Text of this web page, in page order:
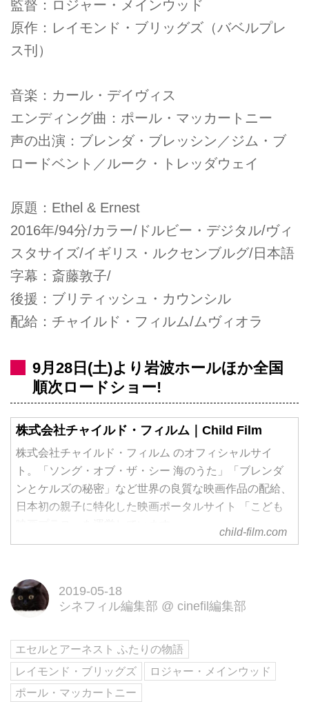
監督：ロジャー・メインウッド
原作：レイモンド・ブリッグズ（バベルプレ
ス刊）
音楽：カール・デイヴィス
エンディング曲：ポール・マッカートニー
声の出演：ブレンダ・ブレッシン／ジム・ブ
ロードベント／ルーク・トレッダウェイ
原題：Ethel & Ernest
2016年/94分/カラー/ドルビー・デジタル/ヴィ
スタサイズ/イギリス・ルクセンブルグ/日本語
字幕：斎藤敦子/
後援：ブリティッシュ・カウンシル
配給：チャイルド・フィルム/ムヴィオラ
9月28日(土)より岩波ホールほか全国
順次ロードショー!
株式会社チャイルド・フィルム｜Child Film
株式会社チャイルド・フィルム のオフィシャルサイ
ト。「ソング・オブ・ザ・シー 海のうた」「ブレンダ
ンとケルズの秘密」など世界の良質な映画作品の配給、
日本初の親子に特化した映画ポータルサイト 「こども
child-film.com
2019-05-18
シネフィル編集部 @ cinefil編集部
エセルとアーネスト ふたりの物語
レイモンド・ブリッグズ
ロジャー・メインウッド
ポール・マッカートニー